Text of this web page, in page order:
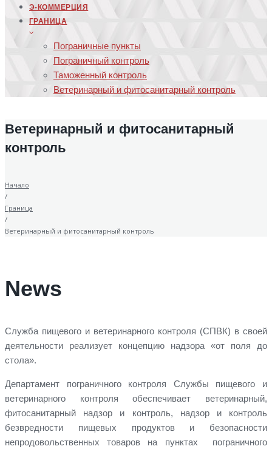
Э-КОММЕРЦИЯ
ГРАНИЦА
Пограничные пункты
Пограничный контроль
Таможенный контроль
Ветеринарный и фитосанитарный контроль
Ветеринарный и фитосанитарный
контроль
Начало
/
Граница
/
Ветеринарный и фитосанитарный контроль
News
Служба пищевого и ветеринарного контроля (СПВК) в своей
деятельности реализует концепцию надзора «от поля до
стола».
Департамент пограничного контроля Службы пищевого и
ветеринарного контроля обеспечивает ветеринарный,
фитосанитарный надзор и контроль, надзор и контроль
безвредности пищевых продуктов и безопасности
непродовольственных товаров на пунктах пограничного